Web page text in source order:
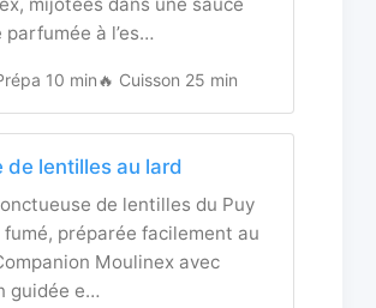
à l’es…
10 min🔥 Cuisson 25 min
de lentilles au lard
de lentilles du Puy
fumé, préparée facilement au
Moulinex avec
guidée e…